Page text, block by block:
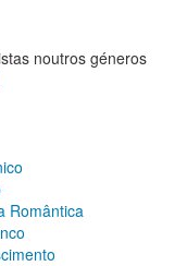
noutros géneros
Romântica